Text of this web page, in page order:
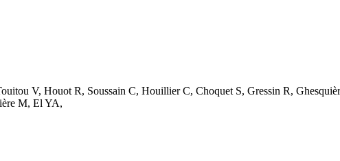
V, Houot R, Soussain C, Houillier C, Choquet S, Gressin R,
M, El YA,